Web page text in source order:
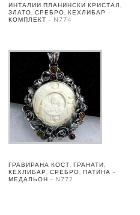
ИНТАЛИИ ПЛАНИНСКИ КРИСТАЛ,
ЗЛАТО, СРЕБРО, КЕХЛИБАР –
КОМПЛЕКТ – N774
ГРАВИРАНА КОСТ, ГРАНАТИ,
КЕХЛИБАР, СРЕБРО, ПАТИНА –
МЕДАЛЬОН – N772